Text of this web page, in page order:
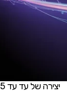
יצירה של עד עד 5 דמויות שונות + 14 אובייקטים שונים בתמונה אחת